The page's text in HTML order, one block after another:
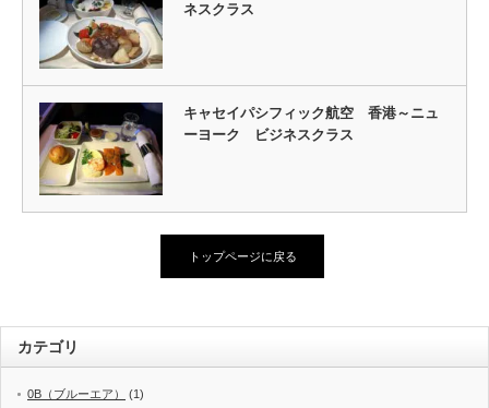
ネスクラス
キャセイパシフィック航空 香港～ニュ
ーヨーク ビジネスクラス
トップページに戻る
カテゴリ
0B（ブルーエア） (1)